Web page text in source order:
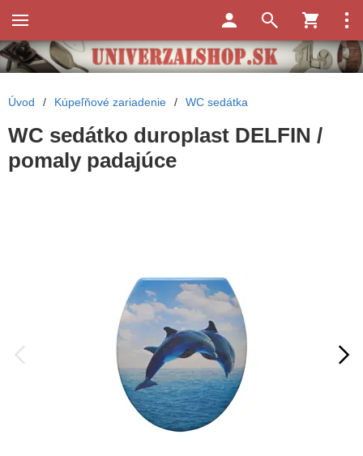
Úvod / Kúpeľňové zariadenie / WC sedátka
WC sedátko duroplast DELFIN /
pomaly padajúce